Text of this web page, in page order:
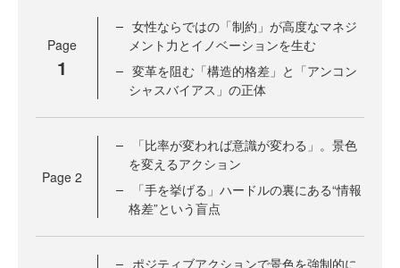
Page
1
女性ならではの「制約」が高度なマネジ
メント力とイノベーションを生む
変革を阻む「構造的格差」と「アンコン
シャスバイアス」の正体
Page 2
「比率が変われば意識が変わる」。景色
を変えるアクション
「手を挙げる」ハードルの裏にある“情報
格差”という盲点
ポジティブアクションで景色を強制的に